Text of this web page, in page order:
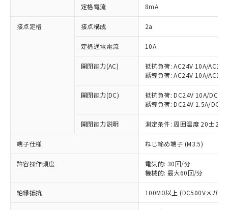
定格電流 8mA
接点定格 接点構成 2a
定格通電電流 10A
開閉能力(AC)
抵抗負荷: AC24V 10A/
誘導負荷: AC24V 10A/
開閉能力(DC)
抵抗負荷: DC24V 10A/
誘導負荷: DC24V 1.5A/
開閉能力説明 測定条件: 周囲温度 20±2℃
端子仕様 ねじ締め端子 (M3.5)
許容操作頻度
電気的: 30回/分
機械的: 最大60回/分
絶縁抵抗 100MΩ以上 (DC500Vメガ)
ご利用条件
以下の条件をお読みいただき、同意のうえ
本サービスは、当社制御機器事業取扱
商品の当社在庫状況および標準価格
(税抜)を提供させていただくもので
当社制御機器事業取扱商品の中には、
本サービスの対象外となる商品もある
在庫状況および標準価格照会結果は、
記載している更新日時点での社内デー
タに基づき作成されるものであり、閲
対応済み：EU RoHS指令（10物質）の
非含有に対応した製品が提供可能な商品で
す。
対応予定：EU RoHS指令（10物質）の非含
有に対応した製品に切り替える予定のある
対応予定なし：EU RoHS指令（10物質）の
非含有に非対応の商品で、対応品を出す予
定はありません。
調査・確認中：EU RoHS指令（10物質）の
非含有の対応状況を調査中または確認中の
非該当品：ライセンス料など無形物で、有
害物質有無と関係のない商品です。
仕入先様の事情により、非含有部品として
いたものが、含有品と判明した場合などや
むを得ず変更することがあります。
*EU RoHS指令（10物質）：
鉛(Pb) 1000ppm以下、 水銀(Hg) 1000ppm以下、 カド
「○」：最大均質材料含有率が中国RoHSの
基準値以下であることを示します。
「×」：最大均質材料含有率が中国RoHSの
基準値を超えていることを示します。
「－」：未確認です。当社販売部門へお問
当社は、これら貴社製品のうち、外国
為替および外国貿易法に定める商品
（以下｢規制貨物等」という）を輸出
または国外への提供する場合は、日本